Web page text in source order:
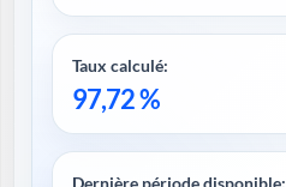
Taux calculé:
97,72 %
Dernière période disponible: